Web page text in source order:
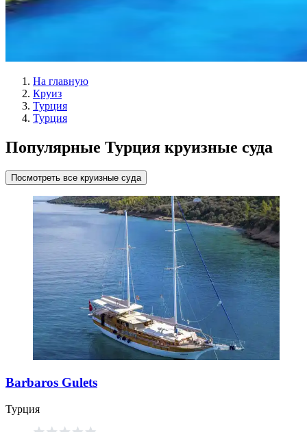
На главную
Круиз
Турция
Турция
Популярные Турция круизные суда
Посмотреть все круизные суда
Barbaros Gulets
Турция